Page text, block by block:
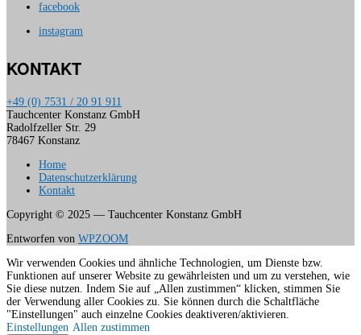
facebook
instagram
KONTAKT
+49 (0) 7531 / 20 91 911
Tauchcenter Konstanz GmbH
Radolfzeller Str. 29
78467 Konstanz
Home
Datenschutzerklärung
Kontakt
Copyright © 2025 — Tauchcenter Konstanz GmbH
Entworfen von WPZOOM
Wir verwenden Cookies und ähnliche Technologien, um Dienste bzw.
Funktionen auf unserer Website zu gewährleisten und um zu verstehen, wie
Sie diese nutzen. Indem Sie auf „Allen zustimmen“ klicken, stimmen Sie
der Verwendung aller Cookies zu. Sie können durch die Schaltfläche
"Einstellungen" auch einzelne Cookies deaktiveren/aktivieren.
Einstellungen Allen zustimmen